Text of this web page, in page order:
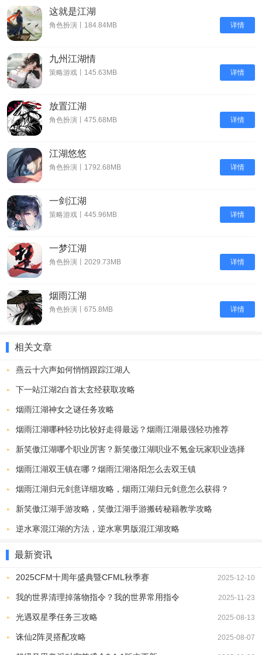
1、采用实时 战斗 系统，你可以自由搭配武功招式，体验流畅又
的战斗快感。
2、设有独特的心法修炼系统，通过修炼不同的内功心法，可以大幅
度提升角色的各项能力。
3、加入门派系统，你可以选择加入喜欢的门派，
专属武学，参
与门派间的竞争和合作。
游戏推荐理由
一、见招拆招，体验正宗武侠对决,游戏深度还原传统武侠战斗精髓，
存。玩家可自由组合拆招、破招、连招与身法技巧，灵活应对不同对
手。无论是以柔克刚、以静制动，还是以力破巧、先发制人，皆可构
体验。
二、秘境奇遇，探索变幻江湖世界,从幽深密林到皑皑雪山，从湖底水
牢到竹林隐庐，游戏精心打造数十处风格迥异的武林秘境。结合奇门
遁甲、桃花迷阵等机关设计，辅以动态触发的随机事件，每一次探索
都充满未知——可能是绝世秘籍，也可能是致命陷阱，真正呈现一个
危机四伏又惊喜不断的江湖。
三、真实修习，沉浸武学成长之路,武学修炼不止于数值提升，更强调
过程的真实与风险。突破内功境界需打通经脉，稍有不慎便可能走火
之路充满探索感与成就感。
四、侠骨柔情，结缘江湖众生百态,行走江湖，不止刀光剑影，更有红
尘羁绊。你可能因一场比武结识默默追随的黄衣少女，也可能因施舍
助。通过互动与选择，建立深厚情谊，共赴一段荡气回肠的侠义人
生。
更新日志
v1.1.3
1、支线更新，江湖杂谈上新。
3、武学与数值调整。
用户评价
司法厅：游戏内容故事情节丰富，故事性强，但是转折多，很绕，没
有攻略，基本完不成。然后呢，就是微氪会玩起来很累，再加上内
容，任务等事物的布置进行，过程中会感觉很磨人。
详情
这就是江湖
角色扮演丨184.84MB
详情
九州江湖情
策略游戏丨145.63MB
详情
放置江湖
角色扮演丨475.68MB
详情
江湖悠悠
角色扮演丨1792.68MB
详情
一剑江湖
策略游戏丨445.96MB
详情
一梦江湖
角色扮演丨2029.73MB
详情
烟雨江湖
角色扮演丨675.8MB
相关文章
燕云十六声如何悄悄跟踪江湖人
下一站江湖2白首太玄经获取攻略
烟雨江湖神女之谜任务攻略
烟雨江湖哪种轻功比较好走得最远？烟雨江湖最强轻功推荐
新笑傲江湖哪个职业厉害？新笑傲江湖职业不氪金玩家职业选择
烟雨江湖双王镇在哪？烟雨江湖洛阳怎么去双王镇
烟雨江湖归元剑意详细攻略，烟雨江湖归元剑意怎么获得？
新笑傲江湖手游攻略，笑傲江湖手游搬砖秘籍教学攻略
逆水寒混江湖的方法，逆水寒男版混江湖攻略
最新资讯
2025CFM十周年盛典暨CFML秋季赛 2025-12-10
我的世界清理掉落物指令？我的世界常用指令 2025-11-23
光遇双星季任务三攻略 2025-08-13
诛仙2阵灵搭配攻略 2025-08-07